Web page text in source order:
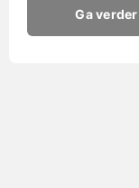
Ga verder